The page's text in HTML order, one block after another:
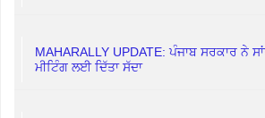
MAHARALLY UPDATE: ਪੰਜਾਬ ਸਰਕਾਰ ਨੇ
ਮੀਟਿੰਗ ਲਈ ਦਿੱਤਾ ਸੱਦਾ